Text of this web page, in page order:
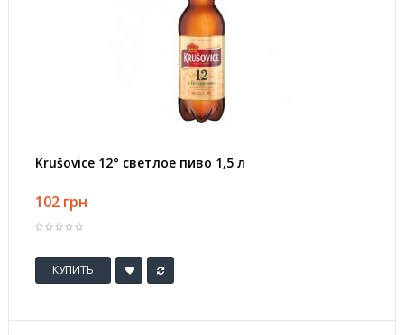
Krušovice 12° светлое пиво 1,5 л
102 грн
КУПИТЬ